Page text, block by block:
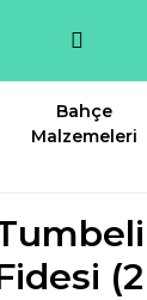
Bahçe
Malzemeleri